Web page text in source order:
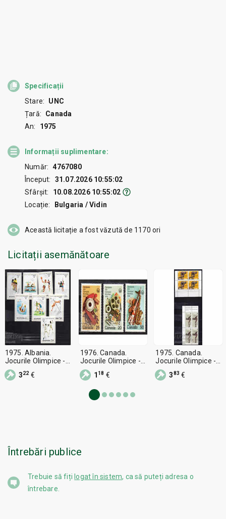
Specificații
Stare:
UNC
Țară:
Canada
An:
1975
Informații suplimentare:
Număr: 4767080
Început:
31.07.2026 10:55:02
Sfârșit:
10.08.2026 10:55:02
Locație:
Bulgaria / Vidin
Această licitație a fost văzută de 1170 ori
Licitații asemănătoare
1975. Albania.
Jocurile Olimpice -
Montreal, Canada.
322€
1976. Canada.
Jocurile Olimpice -
Montreal 1976,
Canada.
1 18 €
1975. Canada.
Jocurile Olimpice -
Montreal 1976,
Canada.
383 €
Întrebări publice
Trebuie să fiți logat în sistem, ca să puteți adresa o
întrebare.